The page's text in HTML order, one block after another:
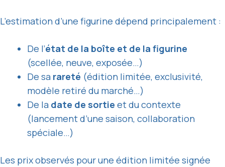
L’estimation d’une figurine dépend principalement :
De l’état de la boîte et de la figurine
(scellée, neuve, exposée…)
De sa rareté (édition limitée, exclusivité,
modèle retiré du marché…)
De la date de sortie et du contexte
(lancement d’une saison, collaboration
spéciale…)
Les prix observés pour une édition limitée signée